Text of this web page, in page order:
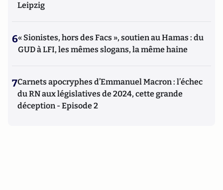
Leipzig
6« Sionistes, hors des Facs », soutien au Hamas : du
GUD à LFI, les mêmes slogans, la même haine
7Carnets apocryphes d’Emmanuel Macron : l’échec
du RN aux législatives de 2024, cette grande
déception - Episode 2